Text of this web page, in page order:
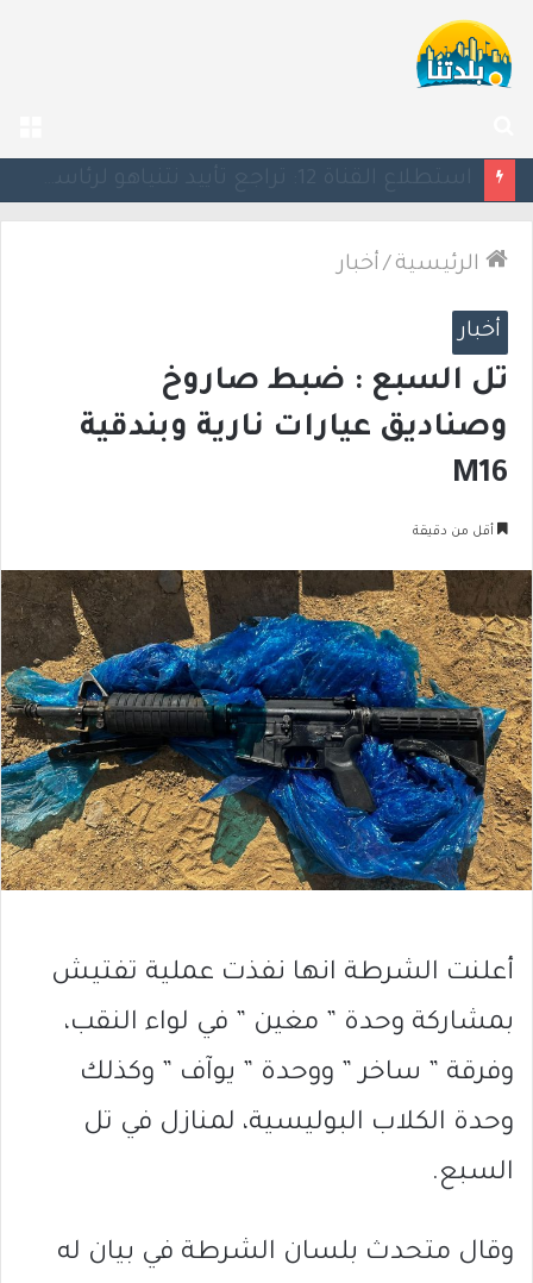
عن
الرئيسية / أخبار
أخبار
تل السبع : ضبط صاروخ
وصناديق عيارات نارية وبندقية
M16
أقل من دقيقة
أعلنت الشرطة انها نفذت عملية تفتيش
بمشاركة وحدة ” مغين ” في لواء النقب،
وفرقة ” ساخر ” ووحدة ” يوآف ” وكذلك
وحدة الكلاب البوليسية، لمنازل في تل
السبع.
وقال متحدث بلسان الشرطة في بيان له